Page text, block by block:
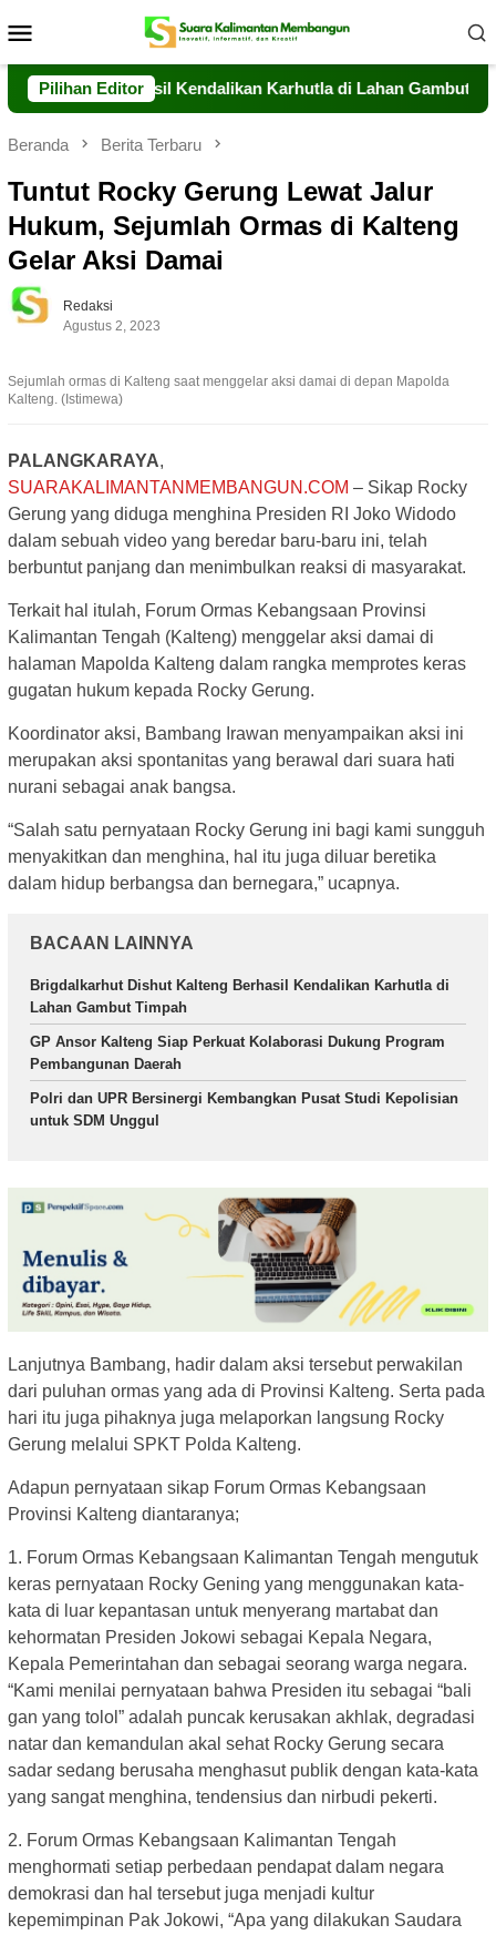
ke
Mobile
Pilihan Editor
Berhasil Kendalikan Karhutla di Lahan Gambut Timpah
Beranda Berita Terbaru
Tuntut Rocky Gerung Lewat Jalur
Hukum, Sejumlah Ormas di Kalteng
Gelar Aksi Damai
Redaksi
Agustus 2, 2023
Sejumlah ormas di Kalteng saat menggelar aksi damai di depan Mapolda
Kalteng. (Istimewa)
PALANGKARAYA,
SUARAKALIMANTANMEMBANGUN.COM – Sikap Rocky
Gerung yang diduga menghina Presiden RI Joko Widodo
dalam sebuah video yang beredar baru-baru ini, telah
berbuntut panjang dan menimbulkan reaksi di masyarakat.
Terkait hal itulah, Forum Ormas Kebangsaan Provinsi
Kalimantan Tengah (Kalteng) menggelar aksi damai di
halaman Mapolda Kalteng dalam rangka memprotes keras
gugatan hukum kepada Rocky Gerung.
Koordinator aksi, Bambang Irawan menyampaikan aksi ini
merupakan aksi spontanitas yang berawal dari suara hati
nurani sebagai anak bangsa.
“Salah satu pernyataan Rocky Gerung ini bagi kami sungguh
menyakitkan dan menghina, hal itu juga diluar beretika
dalam hidup berbangsa dan bernegara,” ucapnya.
BACAAN LAINNYA
Brigdalkarhut Dishut Kalteng Berhasil Kendalikan Karhutla di
Lahan Gambut Timpah
GP Ansor Kalteng Siap Perkuat Kolaborasi Dukung Program
Pembangunan Daerah
Polri dan UPR Bersinergi Kembangkan Pusat Studi Kepolisian
untuk SDM Unggul
Lanjutnya Bambang, hadir dalam aksi tersebut perwakilan
dari puluhan ormas yang ada di Provinsi Kalteng. Serta pada
hari itu juga pihaknya juga melaporkan langsung Rocky
Gerung melalui SPKT Polda Kalteng.
Adapun pernyataan sikap Forum Ormas Kebangsaan
Provinsi Kalteng diantaranya;
1. Forum Ormas Kebangsaan Kalimantan Tengah mengutuk
keras pernyataan Rocky Gening yang menggunakan kata-
kata di luar kepantasan untuk menyerang martabat dan
kehormatan Presiden Jokowi sebagai Kepala Negara,
Kepala Pemerintahan dan sebagai seorang warga negara.
“Kami menilai pernyataan bahwa Presiden itu sebagai “bali
gan yang tolol” adalah puncak kerusakan akhlak, degradasi
natar dan kemandulan akal sehat Rocky Gerung secara
sadar sedang berusaha menghasut publik dengan kata-kata
yang sangat menghina, tendensius dan nirbudi pekerti.
2. Forum Ormas Kebangsaan Kalimantan Tengah
menghormati setiap perbedaan pendapat dalam negara
demokrasi dan hal tersebut juga menjadi kultur
kepemimpinan Pak Jokowi, “Apa yang dilakukan Saudara